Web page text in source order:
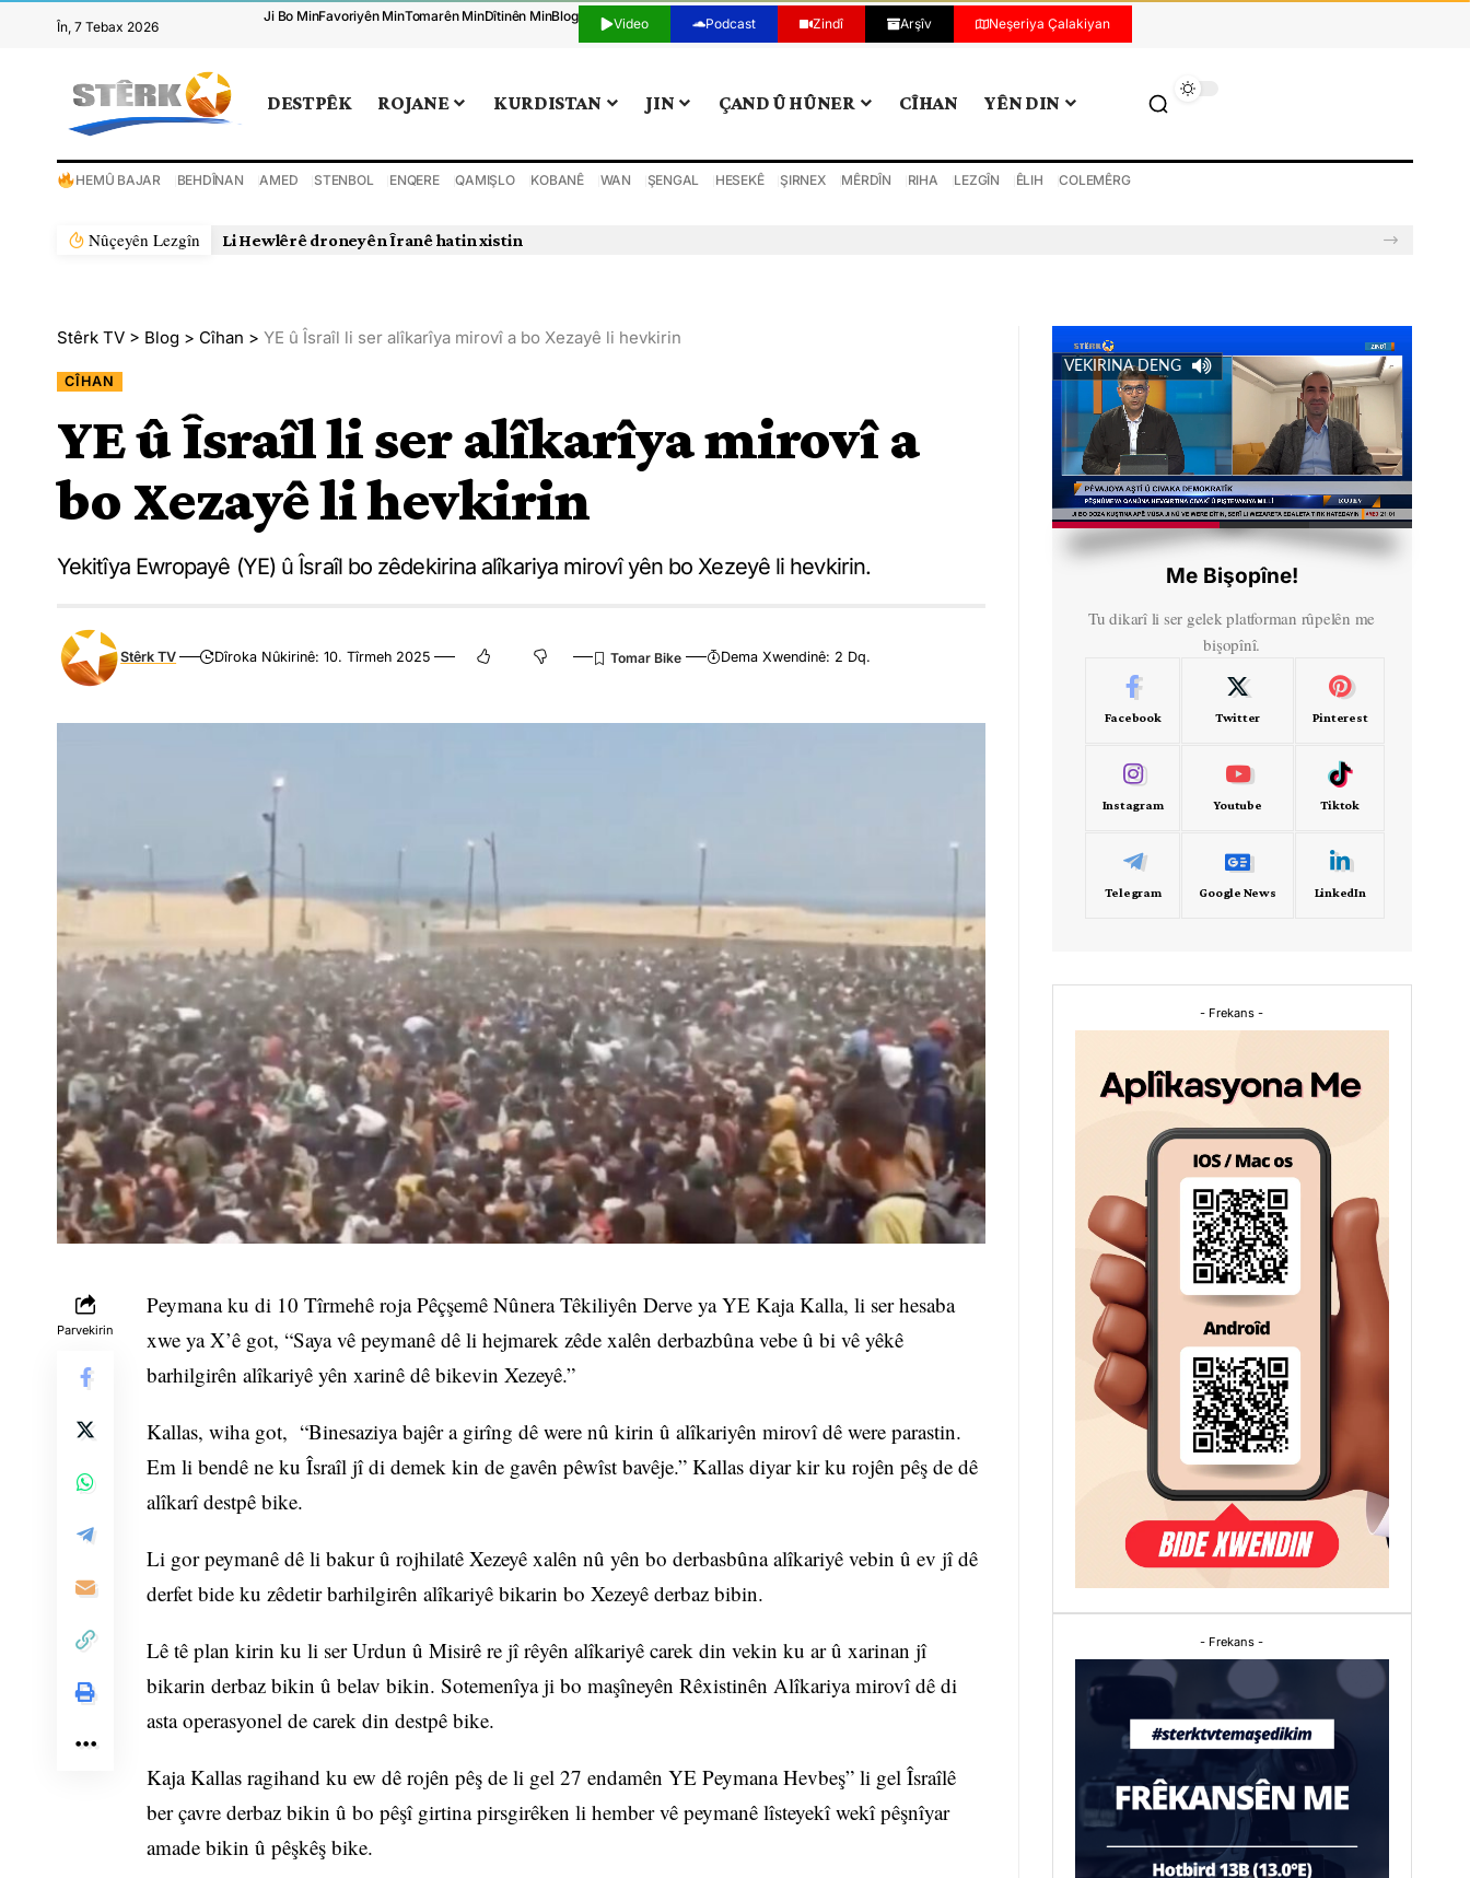
În, 7 Tebax 2026
Ji Bo MinFavoriyên MinTomarên MinDîtinên MinBlog Video Podcast Zindî Arşîv Neşeriya Çalakiyan
DESTPÊK ROJANE KURDISTAN JIN ÇAND Û HÛNER CÎHAN YÊN DIN
HEMÛ BAJAR BEHDÎNAN AMED STENBOL ENQERE QAMIŞLO KOBANÊ WAN ŞENGAL HESEKÊ ŞIRNEX MÊRDÎN RIHA LEZGÎN ÊLIH COLEMÊRG
Nûçeyên Lezgîn Li Hewlêrê droneyên Îranê hatin xistin
Stêrk TV > Blog > Cîhan > YE û Îsraîl li ser alîkarîya mirovî a bo Xezayê li hevkirin
CÎHAN
YE û Îsraîl li ser alîkarîya mirovî a
bo Xezayê li hevkirin
Yekitîya Ewropayê (YE) û Îsraîl bo zêdekirina alîkariya mirovî yên bo Xezeyê li hevkirin.
Stêrk TV Dîroka Nûkirinê: 10. Tîrmeh 2025 Dema Xwendinê: 2 Dq.
Parvekirin
Peymana ku di 10 Tîrmehê roja Pêçşemê Nûnera Têkiliyên Derve ya YE Kaja Kalla, li ser hesaba
xwe ya X’ê got, “Saya vê peymanê dê li hejmarek zêde xalên derbazbûna vebe û bi vê yêkê
barhilgirên alîkariyê yên xarinê dê bikevin Xezeyê.”
Kallas, wiha got, “Binesaziya bajêr a girîng dê were nû kirin û alîkariyên mirovî dê were parastin.
Em li bendê ne ku Îsraîl jî di demek kin de gavên pêwîst bavêje.” Kallas diyar kir ku rojên pêş de dê
alîkarî destpê bike.
Li gor peymanê dê li bakur û rojhilatê Xezeyê xalên nû yên bo derbasbûna alîkariyê vebin û ev jî dê
derfet bide ku zêdetir barhilgirên alîkariyê bikarin bo Xezeyê derbaz bibin.
Lê tê plan kirin ku li ser Urdun û Misirê re jî rêyên alîkariyê carek din vekin ku ar û xarinan jî
bikarin derbaz bikin û belav bikin. Sotemenîya ji bo maşîneyên Rêxistinên Alîkariya mirovî dê di
asta operasyonel de carek din destpê bike.
Kaja Kallas ragihand ku ew dê rojên pêş de li gel 27 endamên YE Peymana Hevbeş” li gel Îsraîlê
ber çavre derbaz bikin û bo pêşî girtina pirsgirêken li hember vê peymanê lîsteyekî wekî pêşnîyar
amade bikin û pêşkêş bike.
VEKIRINA DENG
Me Bişopîne!
Tu dikarî li ser gelek platforman rûpelên me
bişopînî.
Facebook Twitter Pinterest
Instagram Youtube Tiktok
Telegram Google News LinkedIn
- Frekans -
- Frekans -